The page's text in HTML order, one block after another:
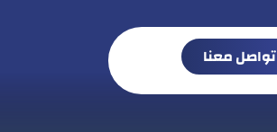
تواصل معنا